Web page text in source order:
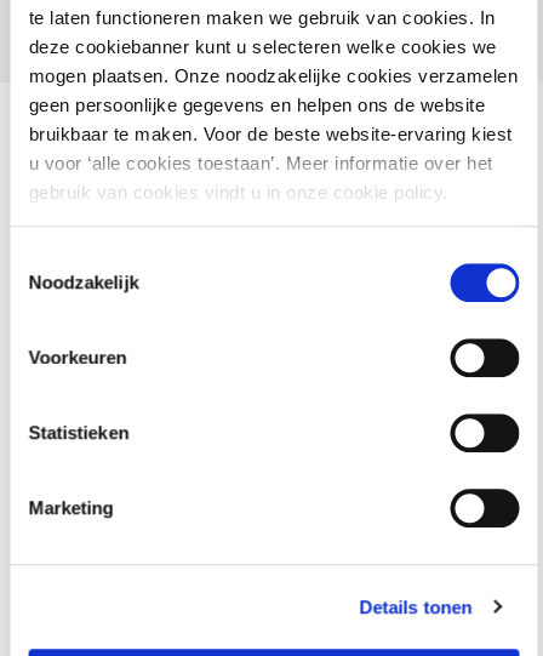
te laten functioneren maken we gebruik van cookies. In
deze cookiebanner kunt u selecteren welke cookies we
mogen plaatsen. Onze noodzakelijke cookies verzamelen
geen persoonlijke gegevens en helpen ons de website
bruikbaar te maken. Voor de beste website-ervaring kiest
u voor ‘alle cookies toestaan’. Meer informatie over het
gebruik van cookies vindt u in onze cookie policy.
Noodzakelijk
Voorkeuren
Statistieken
Marketing
Details tonen
Ook interessant voor jou
HAMIL voor gemeenten – Handhaving Milieu
Basiscursus Omgevingswet: inhoud en